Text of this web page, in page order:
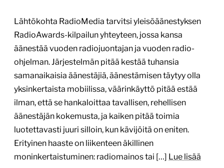
Lähtökohta RadioMedia tarvitsi yleisöäänestyksen
RadioAwards-kilpailun yhteyteen, jossa kansa
äänestää vuoden radiojuontajan ja vuoden radio-
ohjelman. Järjestelmän pitää kestää tuhansia
samanaikaisia äänestäjiä, äänestämisen täytyy olla
yksinkertaista mobiilissa, väärinkäyttö pitää estää
ilman, että se hankaloittaa tavallisen, rehellisen
äänestäjän kokemusta, ja kaiken pitää toimia
luotettavasti juuri silloin, kun kävijöitä on eniten.
Erityinen haaste on liikenteen äkillinen
moninkertaistuminen: radiomainos tai […] Lue lisää